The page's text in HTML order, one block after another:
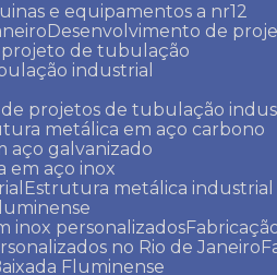
e equipamentos a nr12
Desenvolvimento de
projeto de tubulação
industrial
de projetos de tubulação
metálica em aço carbono
aço galvanizado
em aço inox
Estrutura metálica
inox personalizados
no Rio de Janeiro
Fluminense